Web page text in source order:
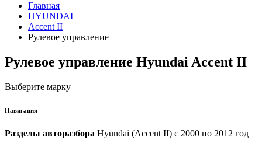
Главная
HYUNDAI
Accent II
Рулевое управление
Рулевое управление Hyundai Accent II
Выберите марку
Навигация
Разделы авторазбора Hyundai (Accent II) с 2000 по 2012 год